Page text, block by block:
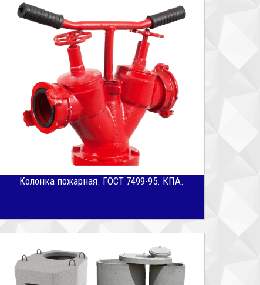
Колонка пожарная. ГОСТ 7499-95. КПА.